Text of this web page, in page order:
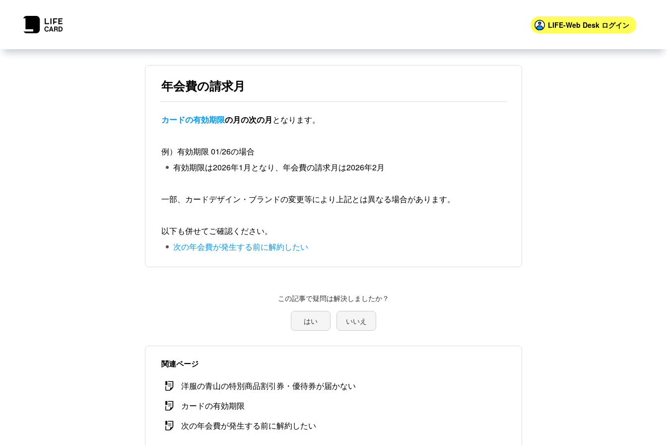
LIFE-Web Desk ログイン
年会費の請求月
カードの有効期限の月の次の月となります。
例）有効期限 01/26の場合
有効期限は2026年1月となり、年会費の請求月は2026年2月
一部、カードデザイン・ブランドの変更等により上記とは異なる場合があります。
以下も併せてご確認ください。
次の年会費が発生する前に解約したい
この記事で疑問は解決しましたか？
はい いいえ
関連ページ
洋服の青山の特別商品割引券・優待券が届かない
カードの有効期限
次の年会費が発生する前に解約したい